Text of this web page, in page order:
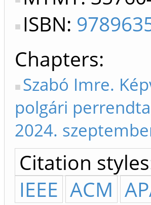
ISBN:
Chapters
Szabó Imre.
polgári
2024.
Citation
IEEE ACM